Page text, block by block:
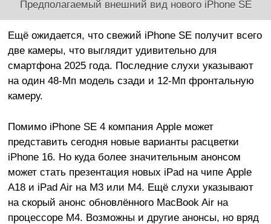
Предполагаемый внешний вид нового iPhone SE
Ещё ожидается, что свежий iPhone SE получит всего
две камеры, что выглядит удивительно для
смартфона 2025 года. Последние слухи указывают
на один 48-Мп модель сзади и 12-Мп фронтальную
камеру.
Помимо iPhone SE 4 компания Apple может
представить сегодня новые варианты расцветки
iPhone 16. Но куда более значительным анонсом
может стать презентация новых iPad на чипе Apple
A18 и iPad Air на M3 или M4. Ещё слухи указывают
на скорый анонс обновлённого MacBook Air на
процессоре M4. Возможны и другие анонсы, но вряд